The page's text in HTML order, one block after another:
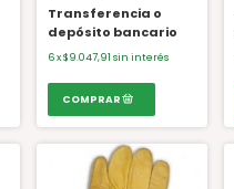
Transferencia o
depósito bancario
6x$9.047,91 sin interés